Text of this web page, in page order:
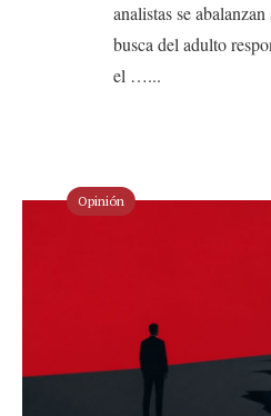
analistas se
busca del adulto
el …...
Opinión